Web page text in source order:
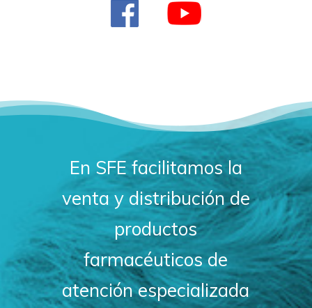
En SFE facilitamos la
venta y distribución de
productos
farmacéuticos de
atención especializada